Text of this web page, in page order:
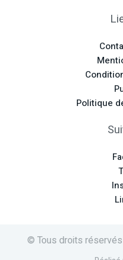
Politique
© Tous droits